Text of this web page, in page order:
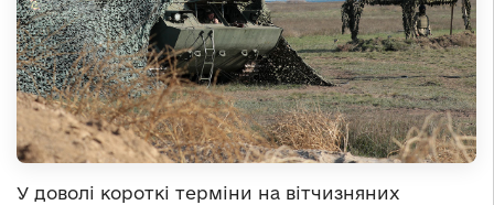
У доволі короткі терміни на вітчизняних